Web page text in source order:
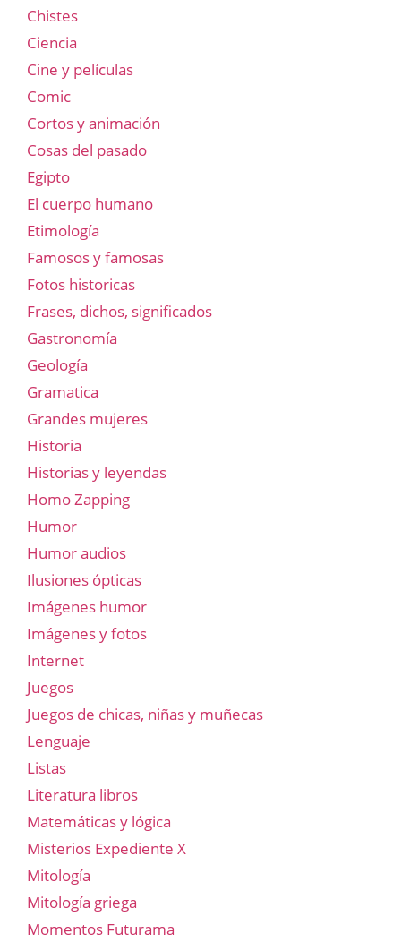
Chistes
Ciencia
Cine y películas
Comic
Cortos y animación
Cosas del pasado
Egipto
El cuerpo humano
Etimología
Famosos y famosas
Fotos historicas
Frases, dichos, significados
Gastronomía
Geología
Gramatica
Grandes mujeres
Historia
Historias y leyendas
Homo Zapping
Humor
Humor audios
Ilusiones ópticas
Imágenes humor
Imágenes y fotos
Internet
Juegos
Juegos de chicas, niñas y muñecas
Lenguaje
Listas
Literatura libros
Matemáticas y lógica
Misterios Expediente X
Mitología
Mitología griega
Momentos Futurama